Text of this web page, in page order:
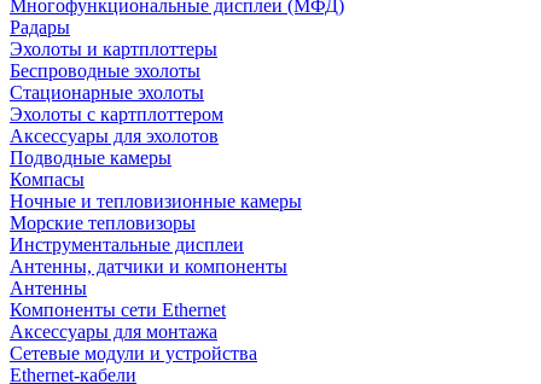
Многофункциональные дисплеи (МФД)
Радары
Эхолоты и картплоттеры
Беспроводные эхолоты
Стационарные эхолоты
Эхолоты с картплоттером
Аксессуары для эхолотов
Подводные камеры
Компасы
Ночные и тепловизионные камеры
Морские тепловизоры
Инструментальные дисплеи
Антенны, датчики и компоненты
Антенны
Компоненты сети Ethernet
Аксессуары для монтажа
Сетевые модули и устройства
Ethernet-кабели